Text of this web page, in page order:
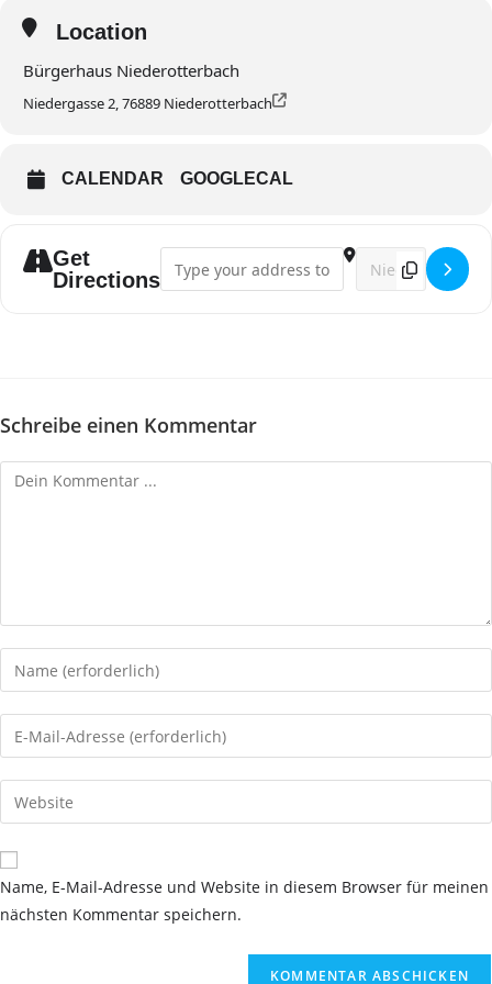
Location
Bürgerhaus Niederotterbach
Niedergasse 2, 76889 Niederotterbach
CALENDAR GOOGLECAL
Get
Directions
Address - Singstunde [] Destination
Schreibe einen Kommentar
Kommentieren
Gib
deinen
Namen
oder
zum
Kommentieren
ein
Gib
deine
E-
Mail-
zum
Kommentieren
ein
Gib
deine
Website-
URL
Name, E-Mail-Adresse und Website in diesem Browser für meinen
nächsten Kommentar speichern.